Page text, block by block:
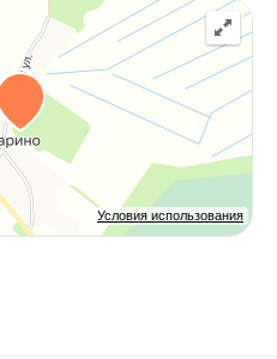
Условия использования